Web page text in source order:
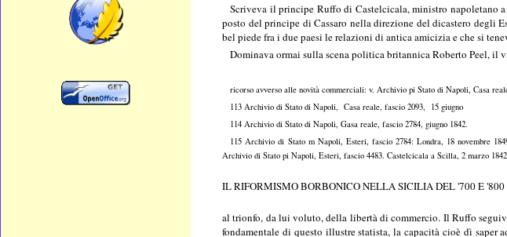
Scriveva il principe Ruffo di Castelcicala, ministro
posto del principe di Cassaro nella direzione del dicastero degli
bel piede fra i due paesi le relazioni di antica amicizia e che si
Dominava ormai sulla scena politica britannica Roberto Peel, il
ricorso avverso alle novità commerciali: v. Archivio pi Stato di Napoli, Casa
113 Archivio di Stato di Napoli, Casa reale, fascio 2093, 15 giugno
114 Archivio di Stato di Napoli, Gasa reale, fascio 2784, giugno 1842.
115 Archivio di Stato m Napoli, Esteri, fascio 2784: Londra, 18 novembre
Archivio di Stato pi Napoli, Esteri, fascio 4483. Castelcicala a Scilla, 2 marzo
IL RIFORMISMO BORBONICO NELLA SICILIA DEL '700 E
al trionfo, da lui voluto, della libertà di commercio. Il Ruffo
fondamentale di questo illustre statista, la capacità cioè dì